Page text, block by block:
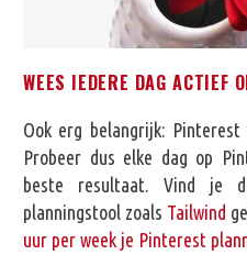
WEES IEDERE DAG ACTIEF
Ook erg belangrijk:
Probeer dus elke dag op
beste resultaat. Vind je
planningstool zoals Tailwind
uur per week je Pinterest